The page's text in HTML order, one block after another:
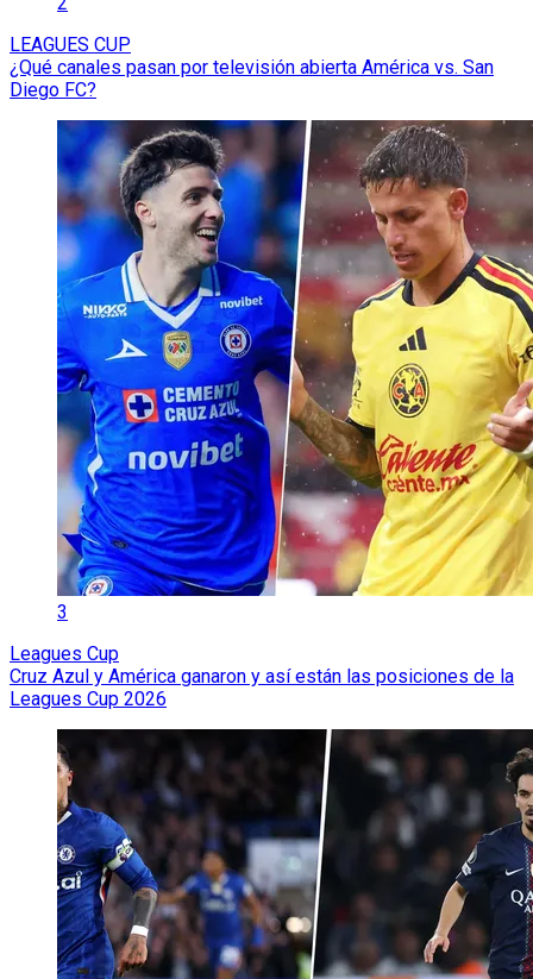
LEAGUES CUP
¿Qué canales pasan por televisión abierta América vs. San
Diego FC?
3
Leagues Cup
Cruz Azul y América ganaron y así están las posiciones de la
Leagues Cup 2026